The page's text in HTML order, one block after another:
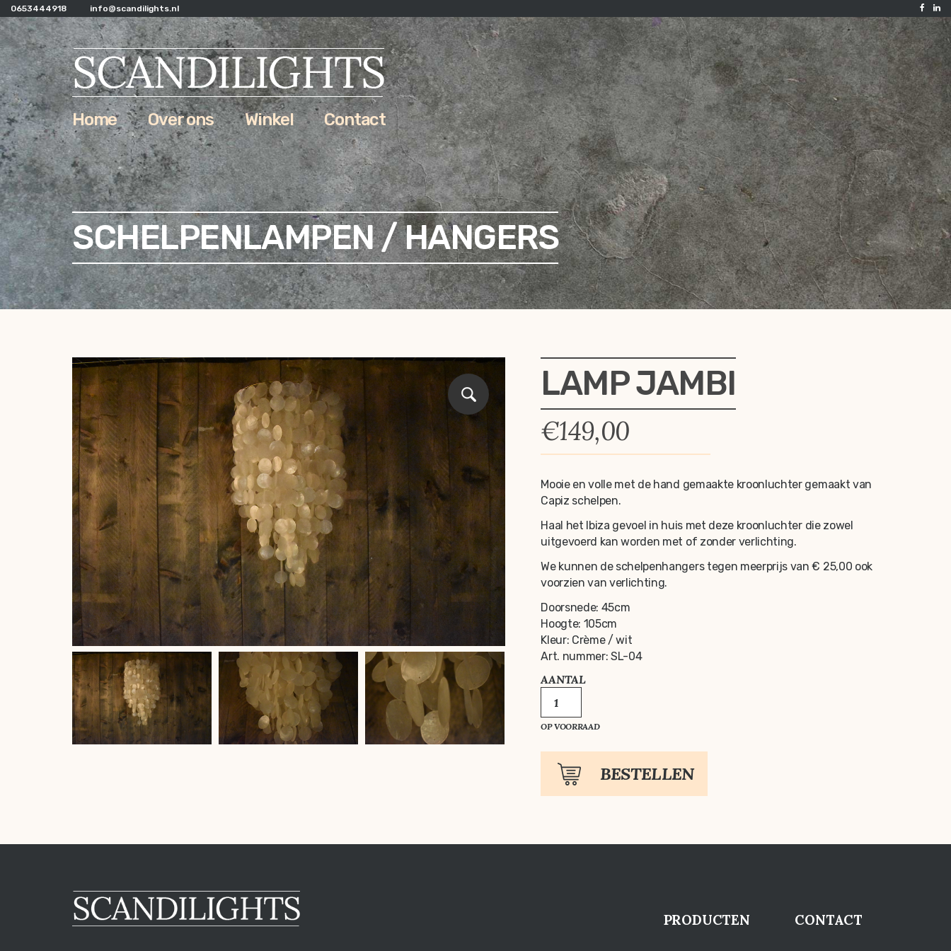
0653444918 info@scandilights.nl
Home Over ons Winkel Contact
SCHELPENLAMPEN / HANGERS
LAMP JAMBI
€149,00
Mooie en volle met de hand gemaakte kroonluchter gemaakt van
Capiz schelpen.
Haal het Ibiza gevoel in huis met deze kroonluchter die zowel
uitgevoerd kan worden met of zonder verlichting.
We kunnen de schelpenhangers tegen meerprijs van € 25,00 ook
voorzien van verlichting.
Doorsnede: 45cm
Hoogte: 105cm
Kleur: Crème / wit
Art. nummer: SL-04
AANTAL
JAMBI
AANTAL
OP VOORRAAD
BESTELLEN
PRODUCTEN CONTACT